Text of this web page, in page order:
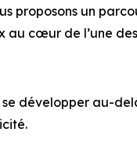
proposons un
cœur de l’une
développer au-